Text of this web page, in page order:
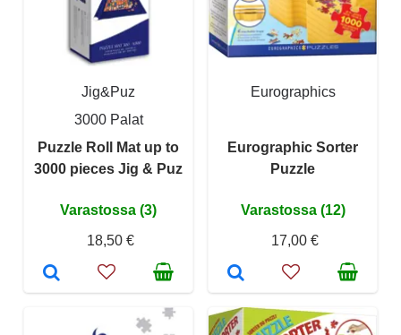
Jig&Puz
3000 Palat
Puzzle Roll Mat up to
3000 pieces Jig & Puz
Varastossa (3)
18,50 €
Eurographics
Eurographic Sorter
Puzzle
Varastossa (12)
17,00 €